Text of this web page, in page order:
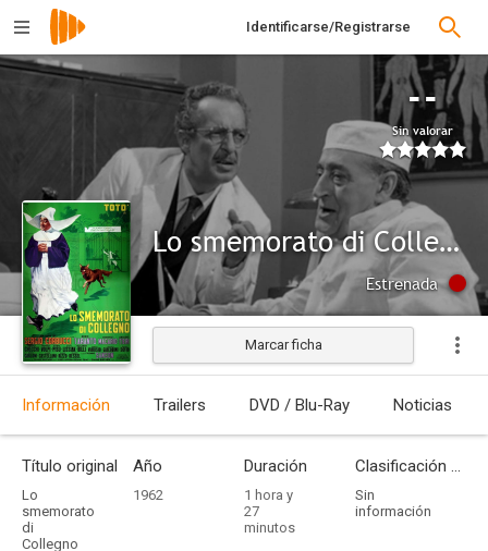
Identificarse/Registrarse
--
Sin valorar
Lo smemorato di Collegno
Estrenada
Marcar ficha
Información Trailers DVD / Blu-Ray Noticias
Título original
Lo
smemorato
di
Collegno
Año
1962
Duración
1 hora y
27
minutos
Clasificación por edades
Sin
información